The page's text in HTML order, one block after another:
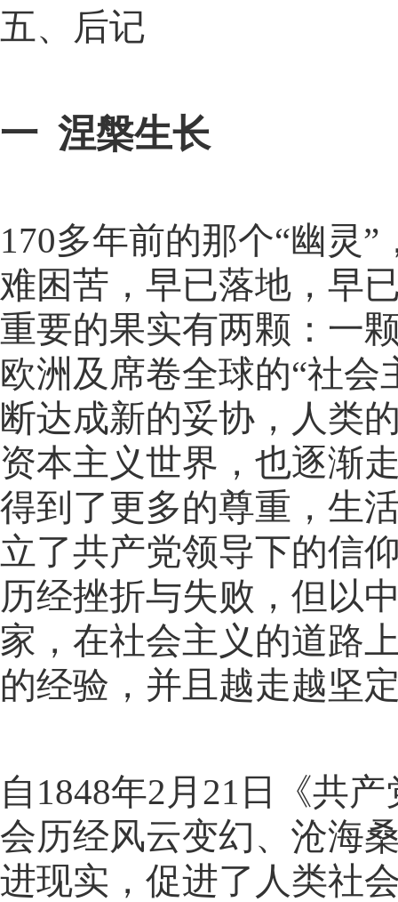
五、后记
一 涅槃生长
170多年前的那个“幽灵
难困苦，早已落地，早
重要的果实有两颗：一
欧洲及席卷全球的“社
断达成新的妥协，人类
资本主义世界，也逐渐
得到了更多的尊重，生
立了共产党领导下的信
历经挫折与失败，但以
家，在社会主义的道路
的经验，并且越走越坚
自1848年2月21日《共
会历经风云变幻、沧海
进现实，促进了人类社